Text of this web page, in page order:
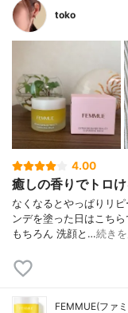
toko
4.00
癒しの香りでトロ
なくなるとやっぱりリ
ンデを塗った日はこち
もちろん 洗顔と…続き
FEMMUE(ファ